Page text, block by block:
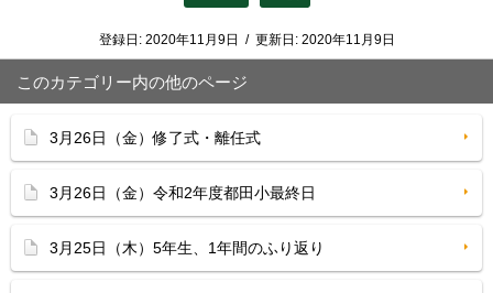
登録日: 2020年11月9日 / 更新日: 2020年11月9日
このカテゴリー内の他のページ
3月26日（金）修了式・離任式
3月26日（金）令和2年度都田小最終日
3月25日（木）5年生、1年間のふり返り